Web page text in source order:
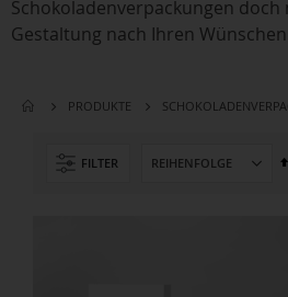
Schokoladenverpackungen
Gestaltung nach Ihren
PRODUKTE
FILTER